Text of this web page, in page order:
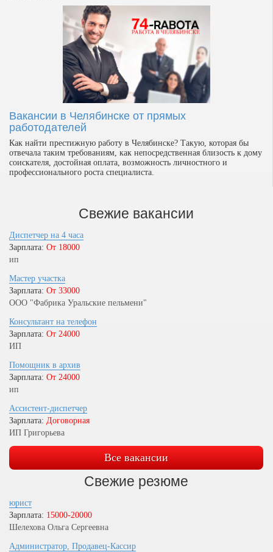
Вакансии в Челябинске от прямых
работодателей
Как найти престижную работу в Челябинске? Такую, которая бы
отвечала таким требованиям, как непосредственная близость к дому
соискателя, достойная оплата, возможность личностного и
профессионального роста специалиста.
Свежие вакансии
Диспетчер на 4 часа
Зарплата: От 18000
ип
Мастер участка
Зарплата: От 33000
ООО "Фабрика Уральские пельмени"
Консультант на телефон
Зарплата: От 24000
ИП
Помощник в архив
Зарплата: От 24000
ип
Ассистент-диспетчер
Зарплата: Договорная
ИП Григорьева
Все вакансии
Свежие резюме
юрист
Зарплата: 15000-20000
Шелехова Ольга Сергеевна
Администратор, Продавец-Кассир